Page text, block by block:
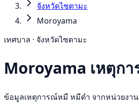
จังหวัดไซตามะ
Moroyama
เทศบาล · จังหวัดไซตามะ
Moroyama เหตุก
ข้อมูลเหตุการณ์หมี หมีดำ จากหน่วยงา